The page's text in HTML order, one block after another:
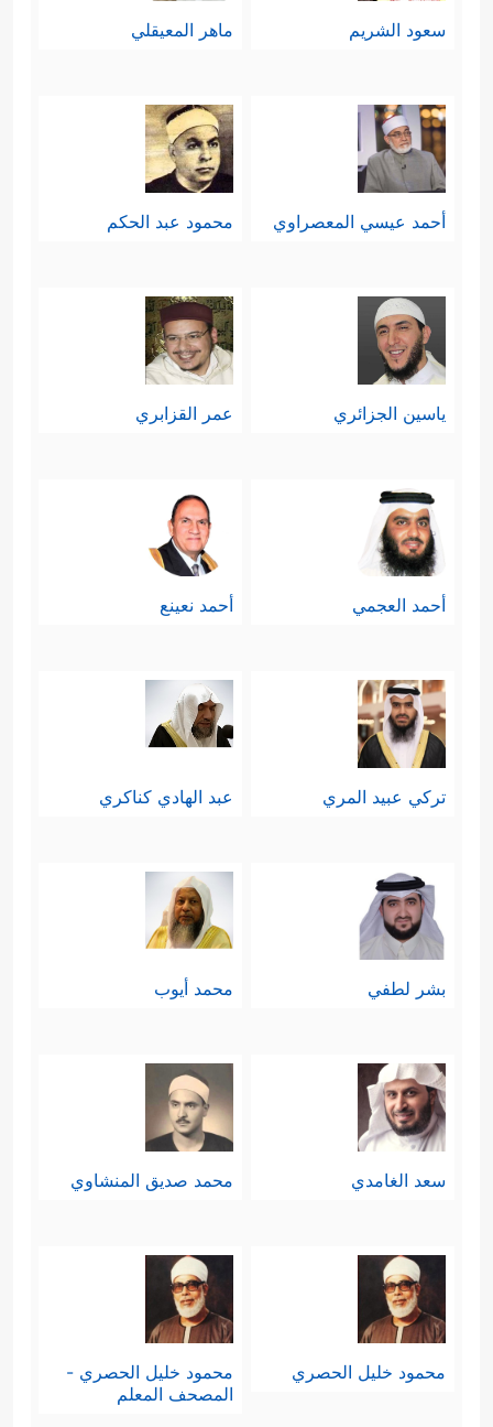
سعود الشريم ماهر المعيقلي
أحمد عيسي المعصراوي محمود عبد الحكم
ياسين الجزائري عمر القزابري
أحمد العجمي أحمد نعينع
تركي عبيد المري عبد الهادي كناكري
بشر لطفي محمد أيوب
سعد الغامدي محمد صديق المنشاوي
محمود خليل الحصري
محمود خليل الحصري -
المصحف المعلم